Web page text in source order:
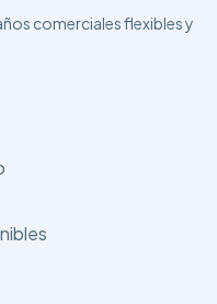
comerciales flexibles y